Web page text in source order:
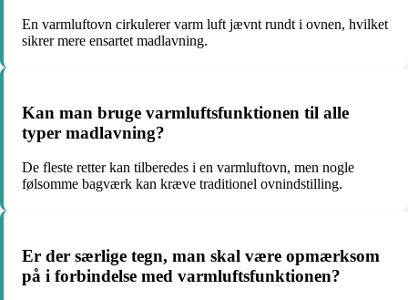
En varmluftovn cirkulerer varm luft jævnt rundt i ovnen, hvilket
sikrer mere ensartet madlavning.
Kan man bruge varmluftsfunktionen til alle
typer madlavning?
De fleste retter kan tilberedes i en varmluftovn, men nogle
følsomme bagværk kan kræve traditionel ovnindstilling.
Er der særlige tegn, man skal være opmærksom
på i forbindelse med varmluftsfunktionen?